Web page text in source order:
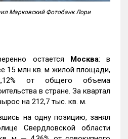
Марковский Фотобанк Лори
остается Москва: в
15 млн кв. м жилой площади,
от общего объема
в стране. За квартал
на 212,7 тыс. кв. м.
на одну позицию, занял
Свердловской области